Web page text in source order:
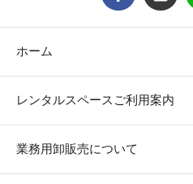
ホーム
レンタルスペースご利用案内
業務用卸販売について